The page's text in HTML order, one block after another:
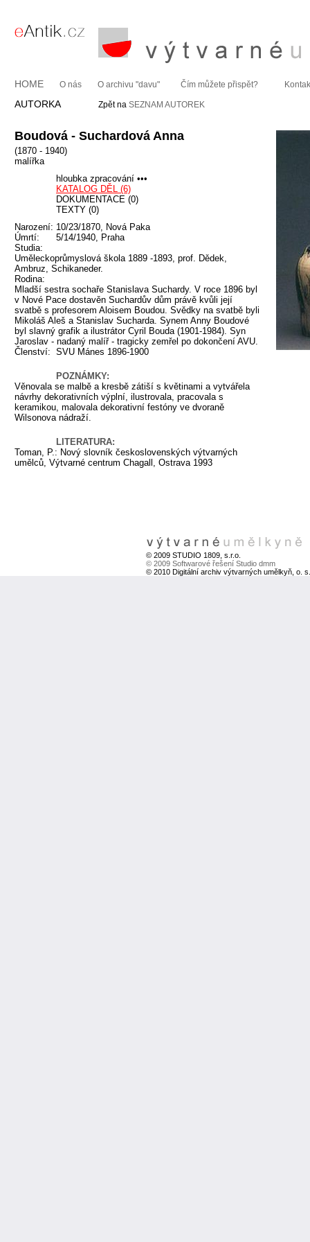
HOME O nás O archivu "davu" Čím můžete přispět?
AUTORKA Zpět na SEZNAM AUTOREK
Boudová - Suchardová Anna
(1870 - 1940)
malířka
hloubka zpracování •••
KATALOG DĚL (6)
DOKUMENTACE (0)
TEXTY (0)
Narození: 10/23/1870, Nová Paka
Úmrtí:
5/14/1940, Praha
Studia:
Uměleckoprůmyslová škola 1889 -1893, prof. Dědek,
Ambruz, Schikaneder.
Rodina:
Mladší sestra sochaře Stanislava Suchardy. V roce 1896 byl
v Nové Pace dostavěn Suchardův dům právě kvůli její
svatbě s profesorem Aloisem Boudou. Svědky na svatbě byli
Mikoláš Aleš a Stanislav Sucharda. Synem Anny Boudové
byl slavný grafik a ilustrátor Cyril Bouda (1901-1984). Syn
Jaroslav - nadaný malíř - tragicky zemřel po dokončení AVU.
Členství: SVU Mánes 1896-1900
POZNÁMKY:
Věnovala se malbě a kresbě zátiší s květinami a vytvářela
návrhy dekorativních výplní, ilustrovala, pracovala s
keramikou, malovala dekorativní festóny ve dvoraně
Wilsonova nádraží.
LITERATURA:
Toman, P.: Nový slovník československých výtvarných
umělců, Výtvarné centrum Chagall, Ostrava 1993
© 2009 STUDIO 1809, s.r.o.
© 2009 Softwarové řešení Studio dmm
© 2010 Digitální archiv výtvarných umělkyň, o. s.